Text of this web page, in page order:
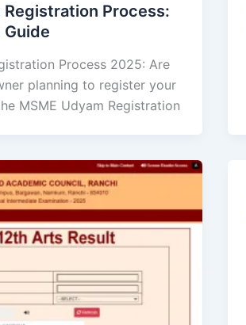
Registration Process:
Process 2025: Are
planning to register your
MSME Udyam Registration